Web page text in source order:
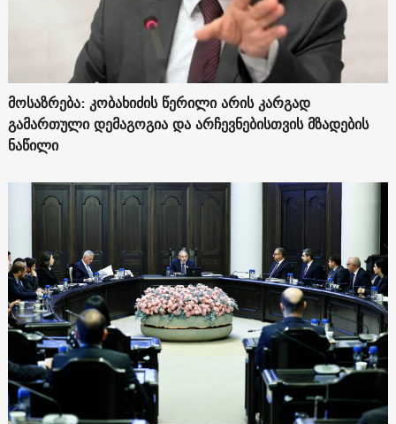
მოსაზრება: კობახიძის წერილი არის კარგად
გამართული დემაგოგია და არჩევნებისთვის მზადების
ნაწილი